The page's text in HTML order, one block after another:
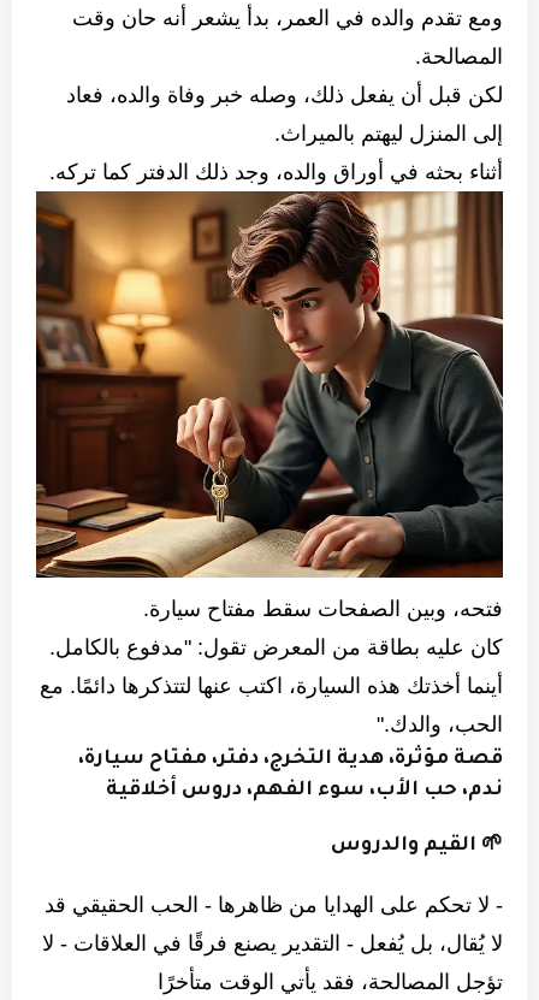
ومع تقدم والده في العمر، بدأ يشعر أنه حان وقت
المصالحة.
لكن قبل أن يفعل ذلك، وصله خبر وفاة والده، فعاد
إلى المنزل ليهتم بالميراث.
أثناء بحثه في أوراق والده، وجد ذلك الدفتر كما تركه.
فتحه، وبين الصفحات سقط مفتاح سيارة.
كان عليه بطاقة من المعرض تقول: "مدفوع بالكامل.
أينما أخذتك هذه السيارة، اكتب عنها لتتذكرها دائمًا. مع
الحب، والدك."
قصة مؤثرة، هدية التخرج، دفتر، مفتاح سيارة،
ندم، حب الأب، سوء الفهم، دروس أخلاقية
🌱 القيم والدروس
- لا تحكم على الهدايا من ظاهرها - الحب الحقيقي قد
لا يُقال، بل يُفعل - التقدير يصنع فرقًا في العلاقات - لا
تؤجل المصالحة، فقد يأتي الوقت متأخرًا